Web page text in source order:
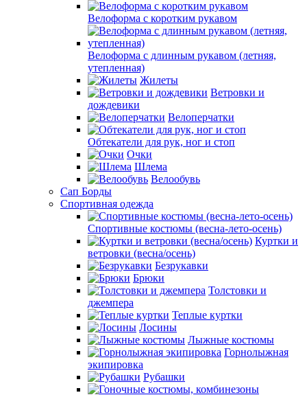
Велоформа с коротким рукавом
Велоформа с длинным рукавом (летняя,
утепленная)
Жилеты
Ветровки и
дождевики
Велоперчатки
Обтекатели для рук, ног и стоп
Очки
Шлема
Велообувь
Сап Борды
Спортивная одежда
Спортивные костюмы (весна-лето-осень)
Куртки и
ветровки (весна/осень)
Безрукавки
Брюки
Толстовки и
джемпера
Теплые куртки
Лосины
Лыжные костюмы
Горнолыжная
экипировка
Рубашки